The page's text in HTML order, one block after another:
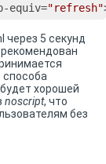
equiv="refresh"
через 5 секунд
способа
хорошей
noscript, что
без